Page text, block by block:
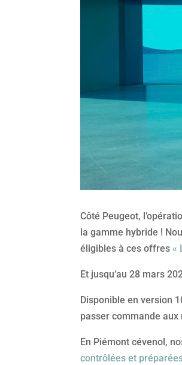
Côté Peugeot,
la gamme hybride !
éligibles à ces offres «
Et jusqu’au 28 mars
Disponible en version
passer commande
En Piémont cévenol,
contrôlées et